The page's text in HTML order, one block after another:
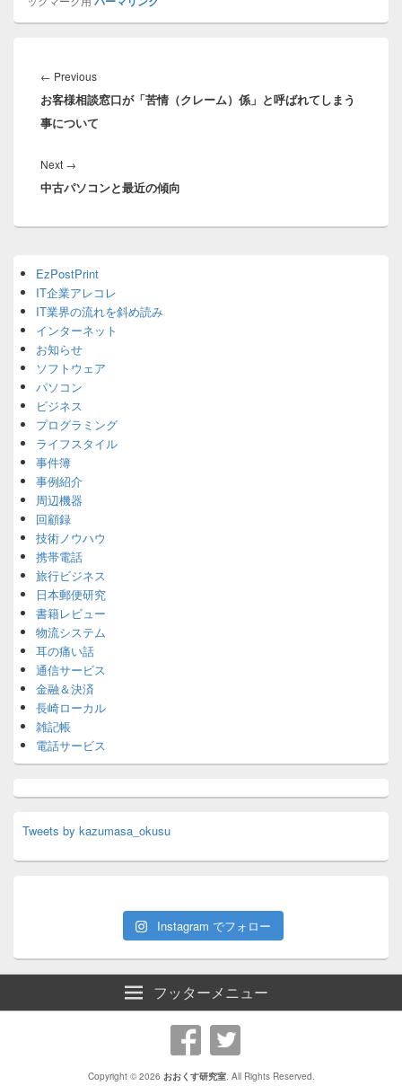
稿
ナ
ビ
ゲ
シ
ョ
← PreviousPrevious
post:
お客様相談窓口が「苦情（クレーム）係」と呼ばれてしまう
事について
Next →
post:
中古パソコンと最近の傾向
Sidebar
Widget
Area
EzPostPrint
IT企業アレコレ
IT業界の流れを斜め読み
インターネット
お知らせ
ソフトウェア
パソコン
ビジネス
プログラミング
ライフスタイル
事件簿
事例紹介
周辺機器
回顧録
技術ノウハウ
携帯電話
旅行ビジネス
日本郵便研究
書籍レビュー
物流システム
耳の痛い話
通信サービス
金融＆決済
長崎ローカル
雑記帳
電話サービス
Tweets by kazumasa_okusu
Instagram でフォロー
フッターメニュー
Copyright © 2026 おおくす研究室. All Rights Reserved.